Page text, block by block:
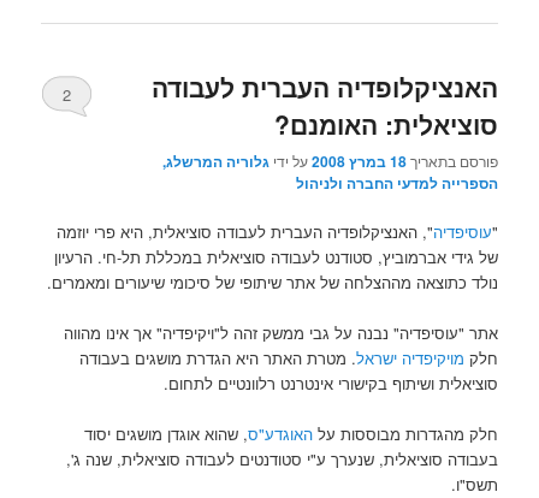
האנציקלופדיה העברית לעבודה
סוציאלית: האומנם?
פורסם בתאריך18 במרץ 2008 על ידי גלוריה המרשלג,
הספרייה למדעי החברה ולניהול
2
"עוסיפדיה", האנציקלופדיה העברית לעבודה סוציאלית, היא פרי יוזמה
של גידי אברמוביץ, סטודנט לעבודה סוציאלית במכללת תל-חי. הרעיון
נולד כתוצאה מההצלחה של אתר שיתופי של סיכומי שיעורים ומאמרים.
אתר "עוסיפדיה" נבנה על גבי ממשק זהה ל"ויקיפדיה" אך אינו מהווה
חלק מויקיפדיה ישראל. מטרת האתר היא הגדרת מושגים בעבודה
סוציאלית ושיתוף בקישורי אינטרנט רלוונטיים לתחום.
חלק מהגדרות מבוססות עלהאוגדע"ס, שהוא אוגדן מושגים יסוד
בעבודה סוציאלית, שנערך ע"י סטודנטים לעבודה סוציאלית, שנה ג',
תשס"ו.